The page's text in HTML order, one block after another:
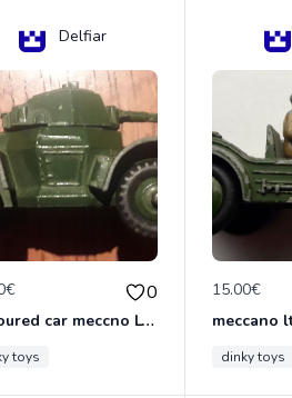
Delfiar
0
armoured car meccno LTD N°670
toys
15.00€
dinky toys